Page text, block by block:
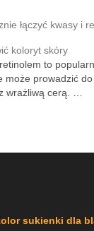
łączyć kwasy i
koloryt skóry
to
może prowadzić do
wrażliwą cerą. …
sukienki dla